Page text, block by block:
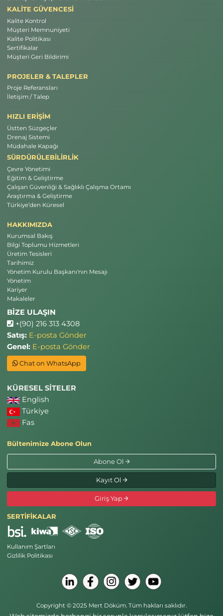
KALİTE GÜVENCESİ
Kalite Kontrol
Müşteri Memnuniyeti
Kalite Politikası
Sertifikalar
Müşteri Geri Bildirimi
PROJELER & TALEPLER
Proje Referansları
İletişim / Talep
HIZLI ERİŞİM
Üstten Süzgeçler
Drenaj Sistemi
Müdahale Kapağı
SÜRDÜRÜLEBİLİRLİK
Çevre Yönetimi
Eğitim & Geliştirme
Çalışan Güvenliği & Sağlıklı Çalışma Ortamı
Araştırma & Geliştirme
Türkiye’den Küresel
HAKKIMIZDA
Kurumsal Bakış
Bilgi Toplumu Hizmetleri
Üretim Tesisleri
Tarihimiz
Yönetim Kurulu Başkanı'nın Mesajı
Yönetim
Kariyer
Makaleler
BİZE ULAŞIN
+(90) 216 313 4308
Satış: E-posta Gönder
Genel: E-posta Gönder
Chat on WhatsApp
KÜRESEL SİTELER
English
Türkiye
Fas
Bültenimize Abone Olun
Abone Ol
Kayıt Ol
Giriş Yap
SERTİFİKALAR
Kullanım Şartları
Gizlilik Politikası
Copyright © 2025 Mert Döküm. Tüm hakları saklıdır.